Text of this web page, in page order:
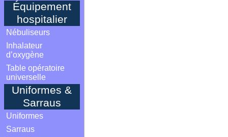
Équipement
hospitalier
Nébuliseurs
Inhalateur
d’oxygène
Table opératoire
universelle
Uniformes &
Sarraus
Uniformes
Sarraus